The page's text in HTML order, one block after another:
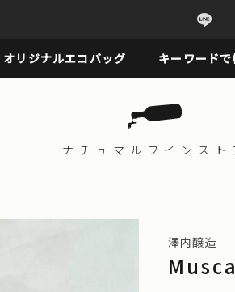
オリジナルエコバッグ キーワードで
ナチュマル ワインスト
澤内醸造